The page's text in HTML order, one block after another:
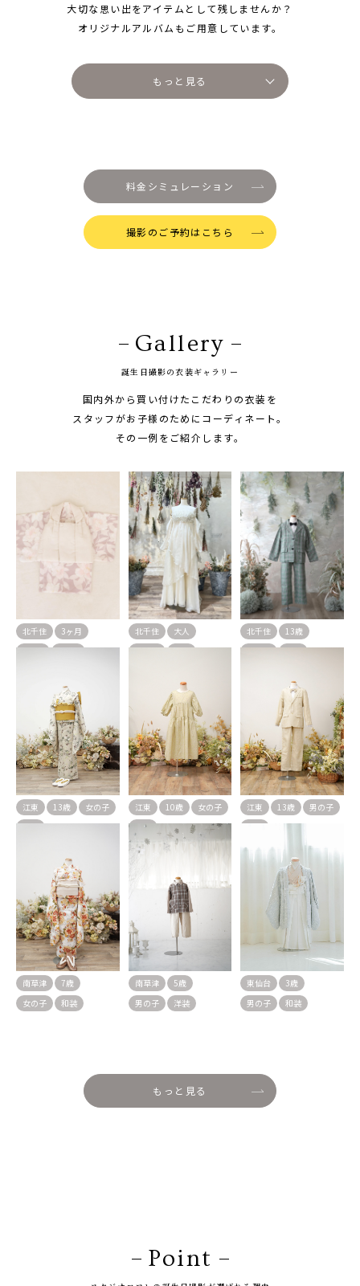
大切な思い出をアイテムとして残しませんか？
オリジナルアルバムもご用意しています。
もっと見る
料金シミュレーション
撮影のご予約はこちら
Gallery
誕生日撮影の衣装ギャラリー
国内外から買い付けたこだわりの衣装を
スタッフがお子様のためにコーディネート。
その一例をご紹介します。
北千住
3ヶ月
70cm
6ヶ月
和装
北千住
大人
女の子
洋装
北千住
13歳
男の子
洋装
江東 13歳
女の子
和装
江東 10歳
女の子
洋装
江東 13歳
男の子
洋装
南草津
7歳
女の子
和装
南草津
5歳
男の子
洋装
東仙台
3歳
男の子
和装
もっと見る
Point